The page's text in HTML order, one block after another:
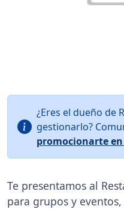
¿Eres el dueño de
gestionarlo?
promocionarte
Te presentamos al
para grupos y